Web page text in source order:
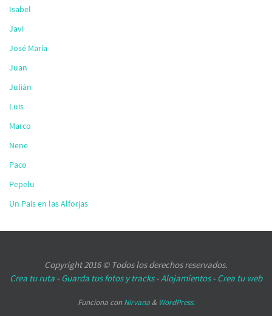
Isabel
Javi
José María
Juan
Julián
Luis
Marco
Nene
Paco
Pepelu
Un País en las Alforjas
Copyright 2016 © Todos los derechos reservados.
Crea tu ruta - Guarda tus fotos y tracks- Alojamientos- Crea tu web
Funciona con Nirvana& WordPress.